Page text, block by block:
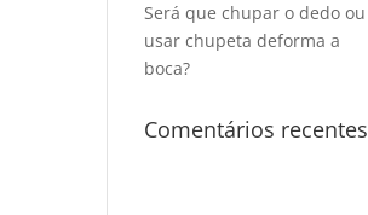
Será que chupar o dedo ou
usar chupeta deforma a
boca?
Comentários recentes